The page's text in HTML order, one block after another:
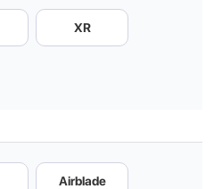
XR
Airblade